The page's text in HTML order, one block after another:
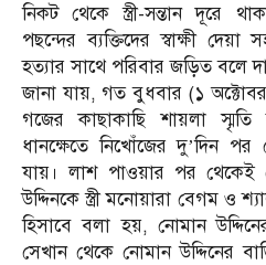
নিকট থেকে স্ত্রী-সন্তান দূরে
পছন্দের ব্যক্তিদের স্বাক্ষী
হত্যার সাথে পরিবার জড়িত বলে
জানা যায়, গত বুধবার (১
গজের কাছাকাছি শায়লা
ধানক্ষেতে নিখোঁজের দু’দিন পর
যায়। লাশ পাওয়ার পর
উদ্দিনকে স্ত্রী মনোয়ারা বেগম ও
হিসাবে বলা হয়, নোমান
সেখান থেকে নোমান উদ্দিনের